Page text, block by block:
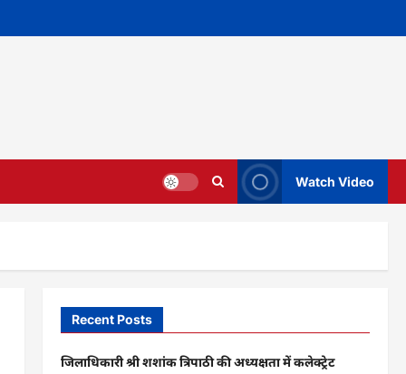
Watch Video
Recent Posts
जिलाधिकारी श्री शशांक त्रिपाठी की अध्यक्षता में कलेक्ट्रेट